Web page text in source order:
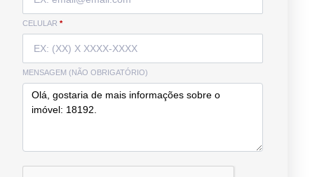
CELULAR *
MENSAGEM (NÃO OBRIGATÓRIO)